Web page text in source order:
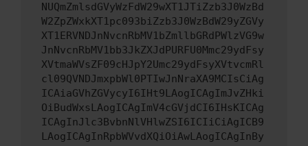
NUQmZmlsdGVyWzFdW29wXT1JTiZzb3J0WzBd
W2ZpZWxkXT1pc093biZzb3J0WzBdW29yZGVy
XT1ERVNDJnNvcnRbMV1bZmllbGRdPWlzVG9w
JnNvcnRbMV1bb3JkZXJdPURFU0Mmc29ydFsy
XVtmaWVsZF09cHJpY2Umc29ydFsyXVtvcmRl
cl09QVNDJmxpbWl0PTIwJnNraXA9MCIsCiAg
ICAiaGVhZGVycyI6IHt9LAogICAgImJvZHki
OiBudWxsLAogICAgImV4cGVjdCI6IHsKICAg
ICAgInJlc3BvbnNlVHlwZSI6ICIiCiAgICB9
LAogICAgInRpbWVvdXQiOiAwLAogICAgInBy